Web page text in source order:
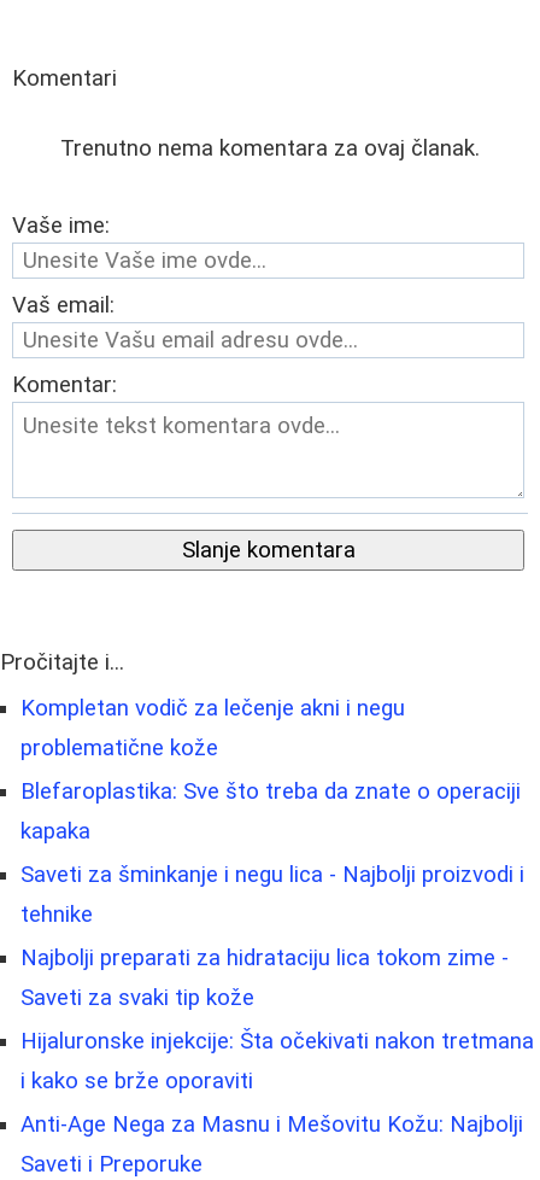
Komentari
Trenutno nema komentara za ovaj članak.
Vaše ime:
Vaš email:
Komentar:
Slanje komentara
Pročitajte i...
Kompletan vodič za lečenje akni i negu
problematične kože
Blefaroplastika: Sve što treba da znate o operaciji
kapaka
Saveti za šminkanje i negu lica - Najbolji proizvodi i
tehnike
Najbolji preparati za hidrataciju lica tokom zime -
Saveti za svaki tip kože
Hijaluronske injekcije: Šta očekivati nakon tretmana
i kako se brže oporaviti
Anti-Age Nega za Masnu i Mešovitu Kožu: Najbolji
Saveti i Preporuke